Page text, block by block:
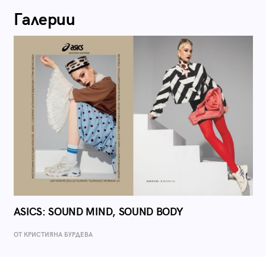
Галерии
ASICS: SOUND MIND, SOUND BODY
ОТ КРИСТИЯНА БУРДЕВА